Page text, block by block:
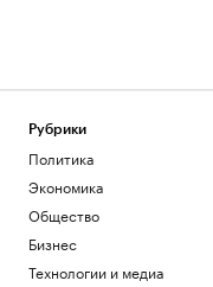
Рубрики
Политика
Экономика
Общество
Бизнес
Технологии и медиа